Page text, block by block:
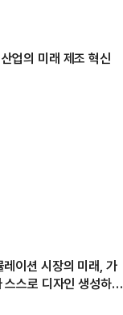
업의 미래 제조 혁신
이션 시장의 미래, 가
스로 디자인 생성하고